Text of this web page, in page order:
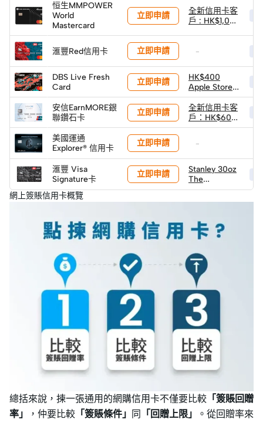
恒生MMPOWER
World
Mastercard
立即申請
全新信用卡客
戶 : HK$1,000
滙豐Red信用卡 立即申請 -
DBS Live Fresh
Card
立即申請
HK$400
Apple Store
禮品卡
安信EarnMORE銀
聯鑽石卡
立即申請
全新信用卡客
戶：HK$600
獨家迎新禮遇
美國運通
Explorer® 信用卡
立即申請 -
滙豐 Visa
Signature卡
立即申請
Stanley 30oz
The
Quencher
吸管杯 (價值
HK$315)
網上簽賬信用卡概覽
總括來說，揀一張通用的網購信用卡不僅要比較 「簽賬回贈
率」
，仲要比較 「簽賬條件」 同 「回贈上限」
。從回贈率來